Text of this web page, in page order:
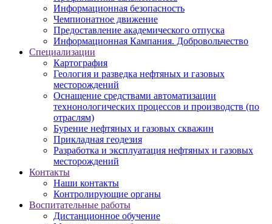
Информационная безопасность
Чемпионатное движение
Предоставление академического отпуска
Информационная Кампания. Добровольчество
Специализации
Картография
Геология и разведка нефтяных и газовых
месторождений
Оснащение средствами автоматизации
технонологических процессов и производств (по
отраслям)
Бурение нефтяных и газовых скважин
Прикладная геодезия
Разработка и эксплуатация нефтяных и газовых
месторождений
Контакты
Наши контакты
Контролирующие органы
Воспитательные работы
Дистанционное обучение